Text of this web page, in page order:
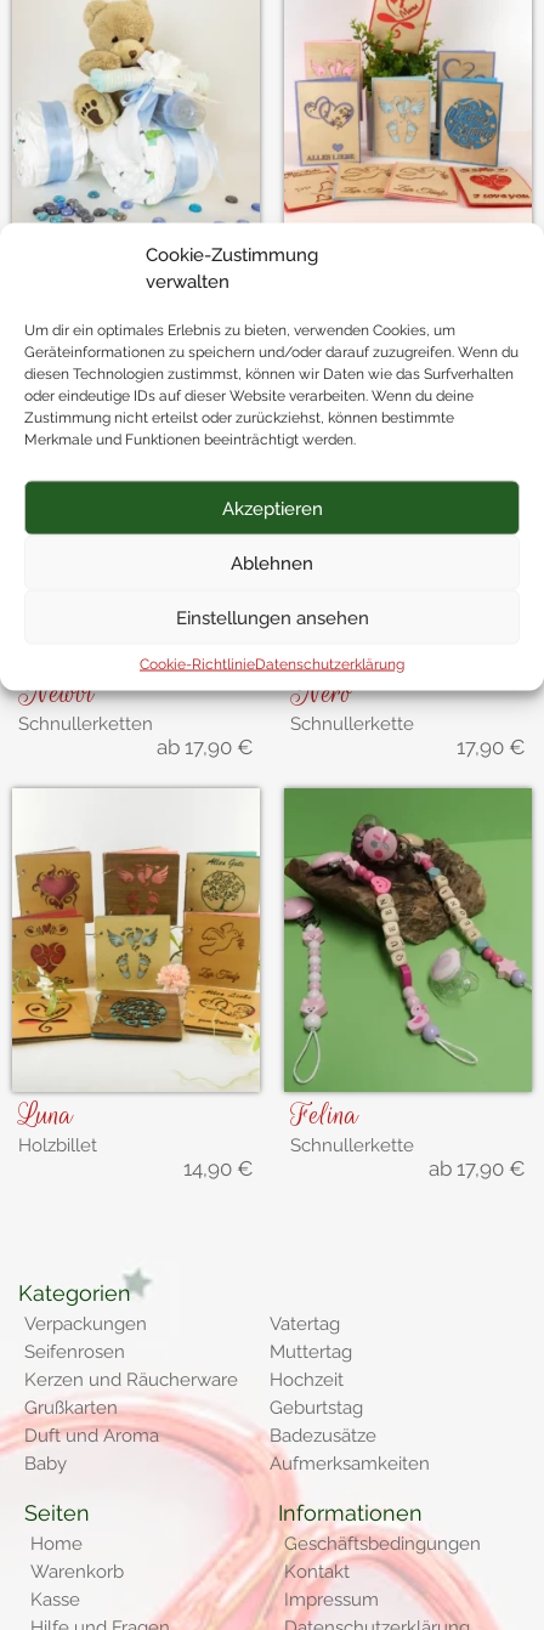
Cookie-Zustimmung
verwalten
Um dir ein optimales Erlebnis zu bieten, verwenden Cookies, um
Geräteinformationen zu speichern und/oder darauf zuzugreifen. Wenn du
diesen Technologien zustimmst, können wir Daten wie das Surfverhalten
oder eindeutige IDs auf dieser Website verarbeiten. Wenn du deine
Zustimmung nicht erteilst oder zurückziehst, können bestimmte
Merkmale und Funktionen beeinträchtigt werden.
Akzeptieren
Ablehnen
Einstellungen ansehen
Cookie-RichtlinieDatenschutzerklärung
49,90€
Perun
Newbi
Schnullerketten
ab 17,90 €
Nero
Schnullerkette
17,90 €
Luna
Holzbillet
14,90 €
Felina
Schnullerkette
ab 17,90 €
Kategorien
Verpackungen
Vatertag
Seifenrosen
Muttertag
Kerzen und Räucherware
Hochzeit
Grußkarten
Geburtstag
Duft und Aroma
Badezusätze
Baby
Aufmerksamkeiten
Seiten
Home
Warenkorb
Kasse
Informationen
Geschäftsbedingungen
Kontakt
Impressum